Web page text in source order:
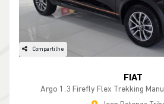
FIAT
Argo 1.3 Firefly Flex Trekking
Jeep Potenza
R$
11.992 km